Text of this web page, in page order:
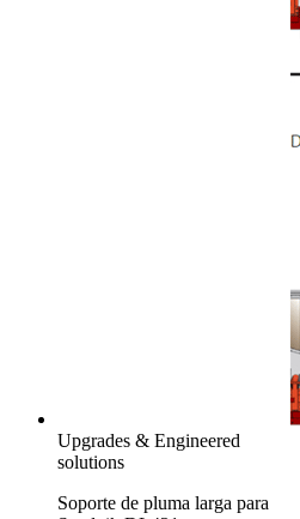
Upgrades & Engineered
solutions
Soporte de pluma larga para